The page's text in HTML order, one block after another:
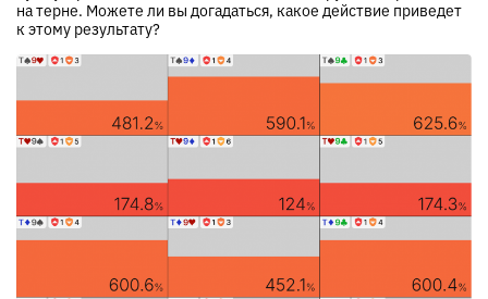
на терне. Можете ли вы догадаться, какое действие приведет
к этому результату?